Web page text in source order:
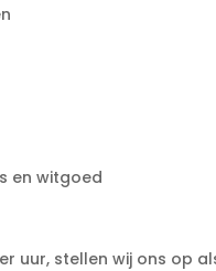
en witgoed
uur, stellen wij ons op